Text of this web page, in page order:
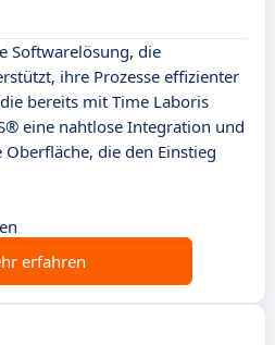
Softwarelösung, die
ihre Prozesse effizienter
bereits mit Time Laboris
eine nahtlose Integration und
die den Einstieg
erfahren